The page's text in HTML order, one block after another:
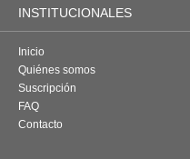
INSTITUCIONALES
Inicio
Quiénes somos
Suscripción
FAQ
Contacto